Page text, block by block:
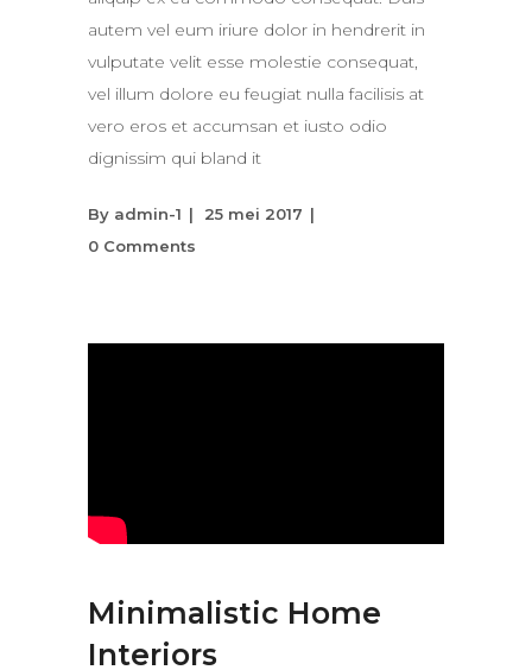
autem vel eum iriure dolor in hendrerit in
vulputate velit esse molestie consequat,
vel illum dolore eu feugiat nulla facilisis at
vero eros et accumsan et iusto odio
dignissim qui bland it
By admin-1
25 mei 2017
0 Comments
Minimalistic Home
Interiors